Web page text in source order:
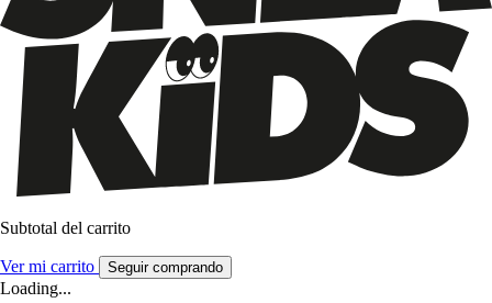
Subtotal del carrito
Ver mi carrito Seguir comprando
Loading...